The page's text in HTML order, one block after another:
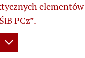
elementów
PCz”.